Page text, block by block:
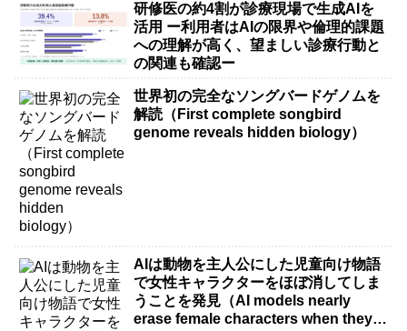
研修医の約4割が診療現場で生成AIを
活用 ー利用者はAIの限界や倫理的課題
への理解が高く、望ましい診療行動と
の関連も確認ー
世界初の完全なソングバードゲノムを
解読（First complete songbird
genome reveals hidden biology）
AIは動物を主人公にした児童向け物語
で女性キャラクターをほぼ消してしま
うことを発見（AI models nearly
erase female characters when they